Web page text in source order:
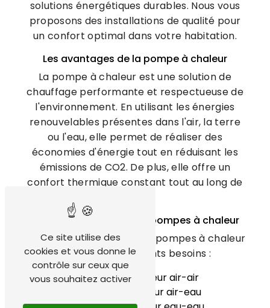
solutions énergétiques durables. Nous vous
proposons des installations de qualité pour
un confort optimal dans votre habitation.
Les avantages de la pompe à chaleur
La pompe à chaleur est une solution de
chauffage performante et respectueuse de
l'environnement. En utilisant les énergies
renouvelables présentes dans l'air, la terre
ou l'eau, elle permet de réaliser des
économies d'énergie tout en réduisant les
émissions de CO2. De plus, elle offre un
confort thermique constant tout au long de
Les différentes types de pompes à chaleur
Il existe plusieurs types de pompes à chaleur
adaptées à différents besoins :
Pompe à chaleur air-air
Pompe à chaleur air-eau
Ce site utilise des
cookies et vous donne le
contrôle sur ceux que
vous souhaitez activer